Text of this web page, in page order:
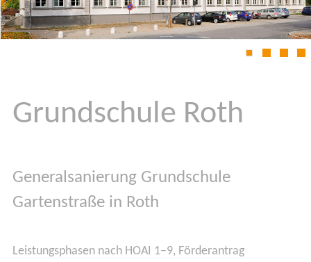
2 3 4
Grundschule Roth
Generalsanierung Grundschule
Gartenstraße in Roth
Leistungsphasen nach HOAI 1–9, Förderantrag